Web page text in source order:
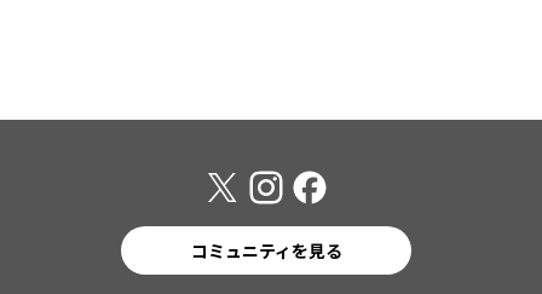
コミュニティを見る